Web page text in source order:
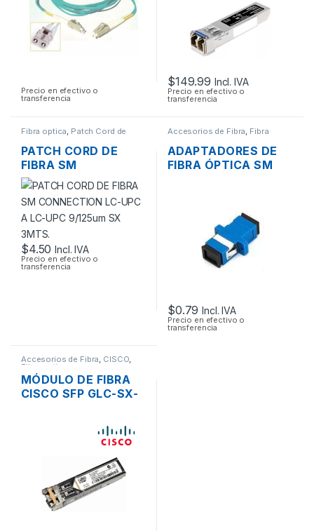
Precio en efectivo o
transferencia
$149.99 Incl. IVA
Precio en efectivo o
transferencia
Fibra optica Patch Cord de
PATCH CORD DE
FIBRA SM
CONNECTION LC-
UPC A LC-UPC
9/125UM SX 3MTS.
$4.50 Incl. IVA
Precio en efectivo o
transferencia
Accesorios de Fibra Fibra
ADAPTADORES DE
FIBRA ÓPTICA SM
$0.79 Incl. IVA
Precio en efectivo o
transferencia
Accesorios de Fibra, CISCO,
Fibra optica
MÓDULO DE FIBRA
CISCO SFP GLC-SX-